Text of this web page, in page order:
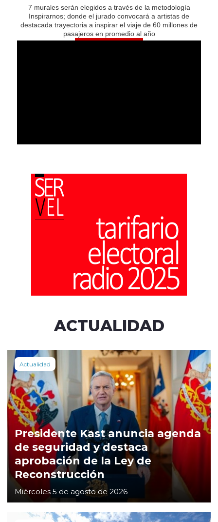
7 murales serán elegidos a través de la metodología
Inspirarnos; donde el jurado convocará a artistas de
destacada trayectoria a inspirar el viaje de 60 millones de
pasajeros en promedio al año
ACTUALIDAD
Actualidad
Presidente Kast anuncia agenda
de seguridad y destaca
aprobación de la Ley de
Reconstrucción
Miércoles 5 de agosto de 2026